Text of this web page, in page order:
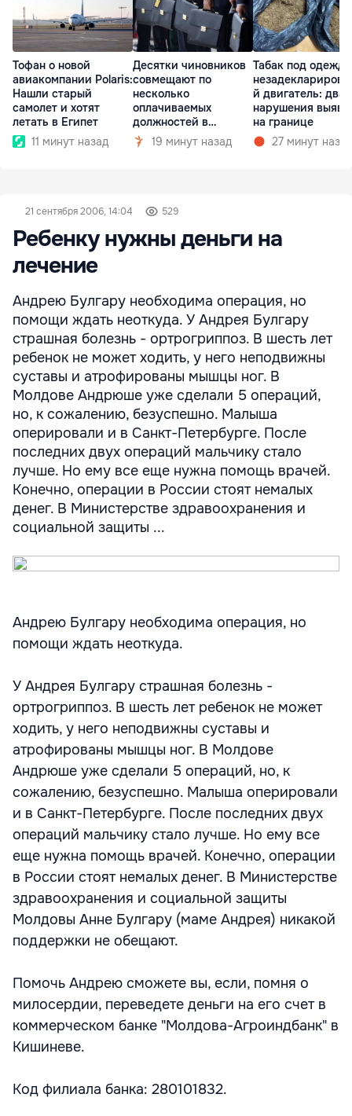
Тофан о новой
авиакомпании Polaris:
Нашли старый
самолет и хотят
летать в Египет
11 минут назад
Десятки чиновников
совмещают по
несколько
оплачиваемых
должностей в
госкомпаниях
19 минут назад
Табак под
й двигатель: два
нарушения
на границе
27 минут назад
21 сентября 2006, 14:04 529
Ребенку нужны деньги на
лечение
Андрею Булгару необходима операция, но
помощи ждать неоткуда. У Андрея Булгару
страшная болезнь - ортрогриппоз. В шесть лет
ребенок не может ходить, у него неподвижны
суставы и атрофированы мышцы ног. В
Молдове Андрюше уже сделали 5 операций,
но, к сожалению, безуспешно. Малыша
оперировали и в Санкт-Петербурге. После
последних двух операций мальчику стало
лучше. Но ему все еще нужна помощь врачей.
Конечно, операции в России стоят немалых
денег. В Министерстве здравоохранения и
социальной защиты ...
Андрею Булгару необходима операция, но
помощи ждать неоткуда.
У Андрея Булгару страшная болезнь -
ортрогриппоз. В шесть лет ребенок не может
ходить, у него неподвижны суставы и
атрофированы мышцы ног. В Молдове
Андрюше уже сделали 5 операций, но, к
сожалению, безуспешно. Малыша оперировали
и в Санкт-Петербурге. После последних двух
операций мальчику стало лучше. Но ему все
еще нужна помощь врачей. Конечно, операции
в России стоят немалых денег. В Министерстве
здравоохранения и социальной защиты
Молдовы Анне Булгару (маме Андрея) никакой
поддержки не обещают.
Помочь Андрею сможете вы, если, помня о
милосердии, переведете деньги на его счет в
коммерческом банке "Молдова-Агроиндбанк" в
Кишиневе.
Код филиала банка: 280101832.